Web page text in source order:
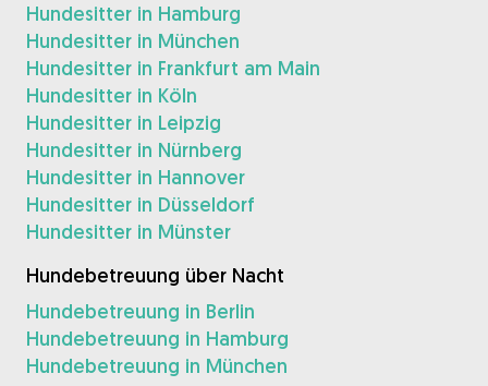
Hundesitter in Hamburg
Hundesitter in München
Hundesitter in Frankfurt am Main
Hundesitter in Köln
Hundesitter in Leipzig
Hundesitter in Nürnberg
Hundesitter in Hannover
Hundesitter in Düsseldorf
Hundesitter in Münster
Hundebetreuung über Nacht
Hundebetreuung in Berlin
Hundebetreuung in Hamburg
Hundebetreuung in München